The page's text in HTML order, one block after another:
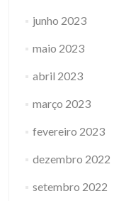
junho 2023
maio 2023
abril 2023
março 2023
fevereiro 2023
dezembro 2022
setembro 2022